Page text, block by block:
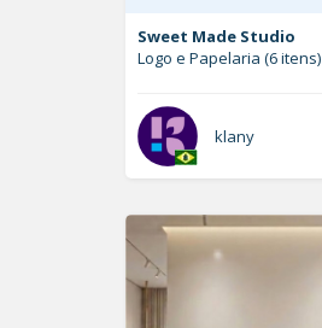
Sweet Made Studio
Logo e Papelaria (6 itens)
klany